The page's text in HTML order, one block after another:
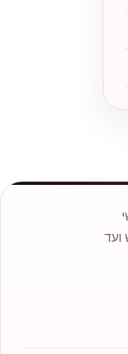
ועד